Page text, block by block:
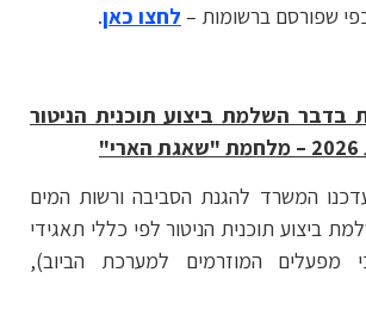
שפורסם ברשומות – לחצו כאן.
בדבר השלמת ביצוע תוכנית הניטור
"
10.3.2026 עדכנו המשרד להגנת הסביבה ורשות המים
ביצוע תוכנית הניטור לפי כללי תאגידי
מפעלים המוזרמים למערכת הביוב),